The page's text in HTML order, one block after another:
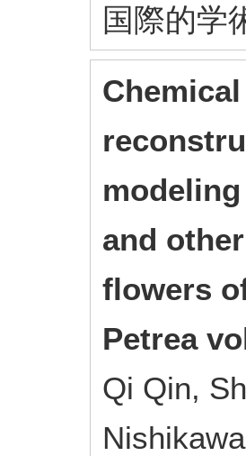
国際的学
and
flowers
Petrea
Qi Qin,